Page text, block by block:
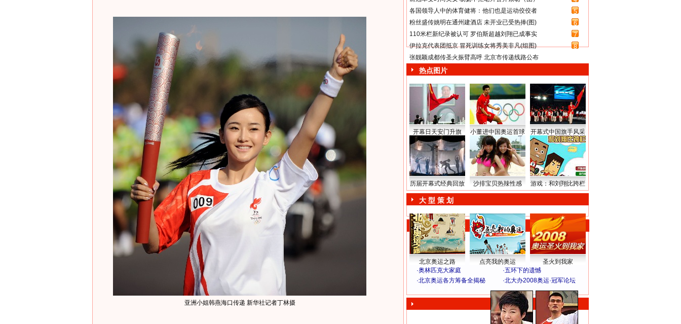
亚洲小姐韩燕海口传递 新华社记者丁林摄
各国领导人中的体育健将：他们也是运动佼佼者
5
粉丝盛传姚明在通州建酒店 未开业已受热捧(图)
6
110米栏新纪录被认可 罗伯斯超越刘翔已成事实
7
伊拉克代表团抵京 冒死训练女将秀美非凡(组图)
8
张靓颖成都传圣火振臂高呼 北京市传递线路公布
热点图片
开幕日天安门升旗 小董进中国奥运首球 开幕式中国旗手风采
历届开幕式经典回放 沙排宝贝热辣性感 游戏：和刘翔比跨栏
大 型 策 划
北京奥运之路 点亮我的奥运
圣火到我家
·奥林匹克大家庭 ·五环下的遗憾
·北京奥运各方筹备全揭秘 ·北大办2008奥运·冠军论坛